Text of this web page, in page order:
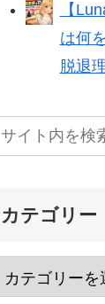
【
は何
脱退
カテゴリー